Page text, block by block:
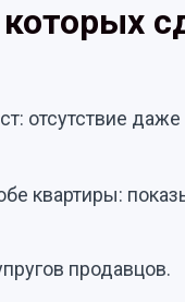
отсутствие
квартиры:
продавцов.